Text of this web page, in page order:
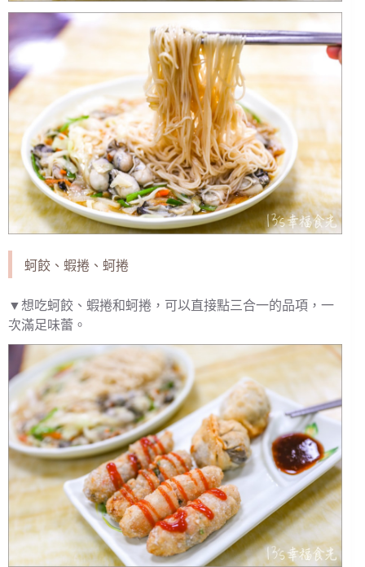
蚵餃、蝦捲、蚵捲
▼想吃蚵餃、蝦捲和蚵捲，可以直接點三合一的品項，一
次滿足味蕾。